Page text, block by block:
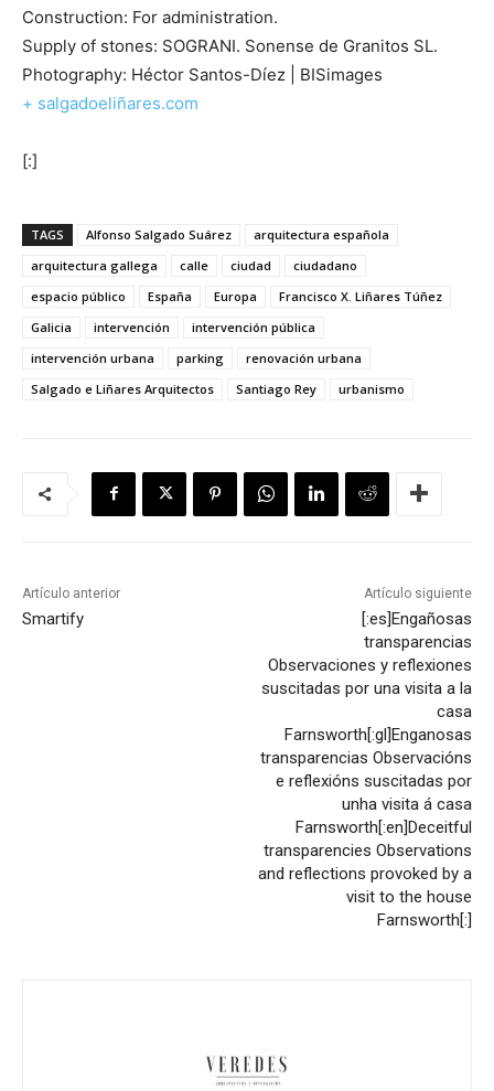
Construction: For administration.
Supply of stones: SOGRANI. Sonense de Granitos SL.
Photography: Héctor Santos-Díez | BISimages
+ salgadoeliñares.com
[:]
TAGS Alfonso Salgado Suárez
arquitectura española
arquitectura gallega
calle ciudad
ciudadano
espacio público
España Europa
Francisco X. Liñares Túñez
Galicia
intervención
intervención pública
intervención urbana
parking
renovación urbana
Salgado e Liñares Arquitectos
Santiago Rey urbanismo
Artículo anterior
Smartify
Artículo siguiente
[:es]Engañosas
transparencias
Observaciones y reflexiones
suscitadas por una visita a la
casa
Farnsworth[:gl]Enganosas
transparencias Observacións
e reflexións suscitadas por
unha visita á casa
Farnsworth[:en]Deceitful
transparencies Observations
and reflections provoked by a
visit to the house
Farnsworth[:]